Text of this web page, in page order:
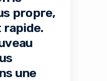
propre,
une